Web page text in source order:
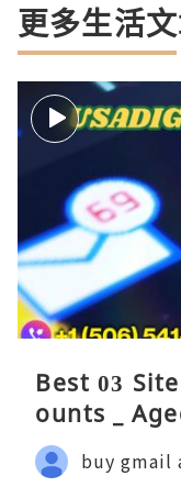
更多生活
Best 03
ounts _
buy gmail